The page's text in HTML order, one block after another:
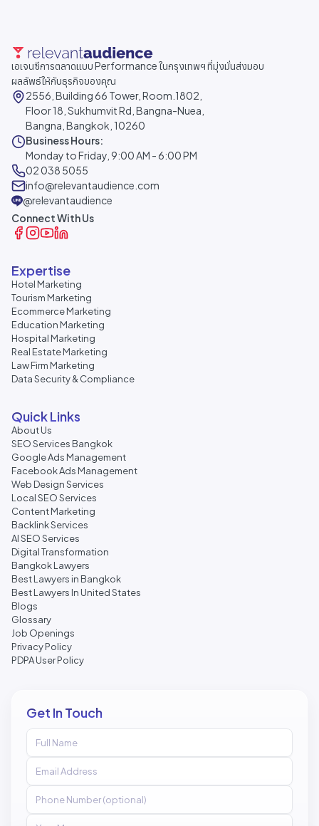
เอเจนซีการตลาดแบบ Performance ในกรุงเทพฯ ที่มุ่งมั่นส่งมอบ
ผลลัพธ์ให้กับธุรกิจของคุณ
2556, Building 66 Tower, Room.1802,
Floor 18, Sukhumvit Rd, Bangna-Nuea,
Bangna, Bangkok, 10260
Business Hours:
Monday to Friday, 9:00 AM - 6:00 PM
02 038 5055
info@relevantaudience.com
@relevantaudience
Connect With Us
Expertise
Hotel Marketing
Tourism Marketing
Ecommerce Marketing
Education Marketing
Hospital Marketing
Real Estate Marketing
Law Firm Marketing
Data Security & Compliance
Quick Links
About Us
SEO Services Bangkok
Google Ads Management
Facebook Ads Management
Web Design Services
Local SEO Services
Content Marketing
Backlink Services
AI SEO Services
Digital Transformation
Bangkok Lawyers
Best Lawyers in Bangkok
Best Lawyers In United States
Blogs
Glossary
Job Openings
Privacy Policy
PDPA User Policy
Get In Touch